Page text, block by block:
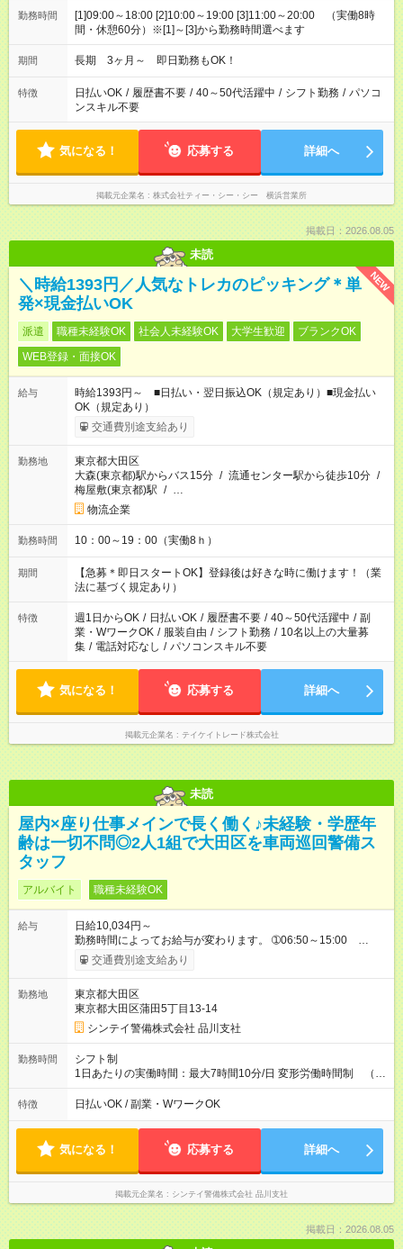
勤務時間
[1]09:00～18:00 [2]10:00～19:00 [3]11:00～20:00 （実働8時
間・休憩60分）※[1]～[3]から勤務時間選べます
期間 長期 3ヶ月～ 即日勤務もOK！
特徴 日払いOK / 履歴書不要 / 40～50代活躍中 / シフト勤務 / パソコ
ンスキル不要
気になる！ 応募する 詳細へ
掲載元企業名 株式会社ティー・シー・シー 横浜営業所
掲載日：2026.08.05
未読
NEW
＼時給1393円／人気なトレカのピッキング＊単
発×現金払いOK
派遣 職種未経験OK 社会人未経験OK 大学生歓迎
ブランクOK
WEB登録・面接OK
給与
時給1393円～ ■日払い・翌日振込OK（規定あり）■現金払い
OK（規定あり）
交通費別途支給あり
勤務地
東京都大田区
大森(東京都)駅からバス15分 / 流通センター駅から徒歩10分 /
梅屋敷(東京都)駅 / …
物流企業
勤務時間 10：00～19：00（実働8ｈ）
期間
【急募＊即日スタートOK】登録後は好きな時に働けます！（業
法に基づく規定あり）
特徴 週1日からOK / 日払いOK / 履歴書不要 / 40～50代活躍中 / 副
業・WワークOK / 服装自由 / シフト勤務 / 10名以上の大量募
集 / 電話対応なし / パソコンスキル不要
気になる！ 応募する 詳細へ
掲載元企業名 テイケイトレード株式会社
未読
屋内×座り仕事メインで長く働く♪未経験・学歴年
齢は一切不問◎2人1組で大田区を車両巡回警備ス
タッフ
アルバイト 職種未経験OK
給与
日給10,034円～
勤務時間によってお給与が変わります。 ➀06:50～15:00
10,034円～ ※別途資格手当がございます。 例：自衛消防技術
認定 500円/日 上級救命講習修了 250円/日
交通費別途支給あり
勤務地
東京都大田区
東京都大田区蒲田5丁目13-14
シンテイ警備株式会社 品川支社
勤務時間
シフト制
1日あたりの実働時間：最大7時間10分/日 変形労働時間制 （想
定労働時間 144時間/月）
特徴 日払いOK / 副業・WワークOK
気になる！ 応募する 詳細へ
掲載元企業名 シンテイ警備株式会社 品川支社
掲載日：2026.08.05